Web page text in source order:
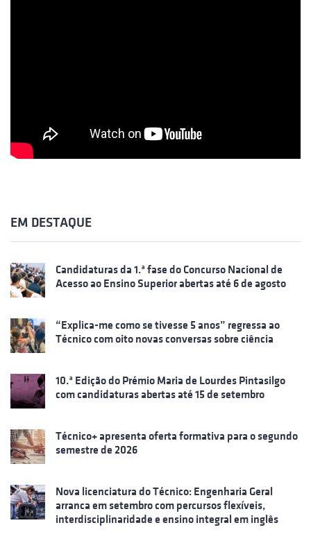
EM DESTAQUE
Candidaturas da 1.ª fase do Concurso Nacional de
Acesso ao Ensino Superior abertas até 6 de agosto
“Explica-me como se tivesse 5 anos” regressa ao
Técnico com oito novas conversas sobre ciência
10.ª Edição do Prémio Maria de Lourdes Pintasilgo
com candidaturas abertas até 15 de setembro
Técnico+ apresenta oferta formativa para o segundo
semestre de 2026
Nova licenciatura do Técnico: Engenharia Geral
arranca em setembro com percursos flexíveis,
interdisciplinaridade e ensino integral em inglês